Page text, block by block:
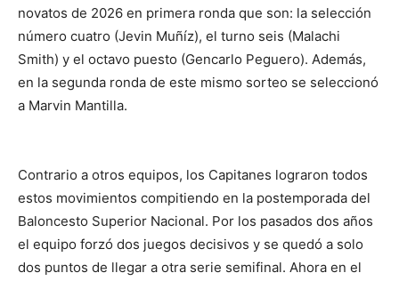
novatos de 2026 en primera ronda que son: la selección
número cuatro (Jevin Muñíz), el turno seis (Malachi
Smith) y el octavo puesto (Gencarlo Peguero). Además,
en la segunda ronda de este mismo sorteo se seleccionó
a Marvin Mantilla.
Contrario a otros equipos, los Capitanes lograron todos
estos movimientos compitiendo en la postemporada del
Baloncesto Superior Nacional. Por los pasados dos años
el equipo forzó dos juegos decisivos y se quedó a solo
dos puntos de llegar a otra serie semifinal. Ahora en el